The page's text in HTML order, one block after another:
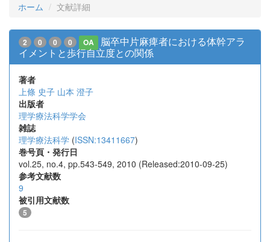
ホーム 文献詳細
2 0 0 0 OA
脳卒中片麻痺者における体幹アラ
イメントと歩行自立度との関係
著者
上條 史子 山本 澄子
出版者
理学療法科学学会
雑誌
理学療法科学 (ISSN:13411667)
巻号頁・発行日
vol.25, no.4, pp.543-549, 2010 (Released:2010-09-25)
参考文献数
9
被引用文献数
5